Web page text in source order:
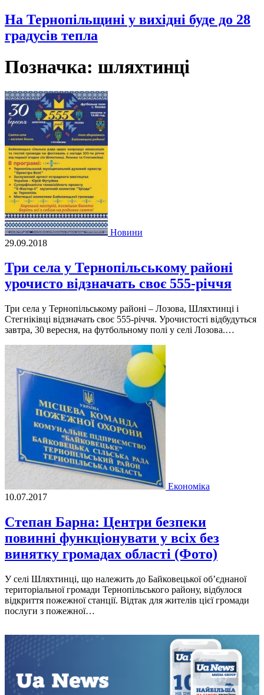
На Тернопільщині у вихідні буде до 28
градусів тепла
Позначка: шляхтинці
Новини
29.09.2018
Три села у Тернопільському районі
урочисто відзначать своє 555-річчя
Три села у Тернопільському районі – Лозова, Шляхтинці і
Стегніківці відзначать своє 555-річчя. Урочистості відбудуться
завтра, 30 вересня, на футбольному полі у селі Лозова.…
Економіка
10.07.2017
Степан Барна: Центри безпеки
повинні функціонувати у всіх без
винятку громадах області (Фото)
У селі Шляхтинці, що належить до Байковецької об’єднаної
територіальної громади Тернопільського району, відбулося
відкриття пожежної станції. Відтак для жителів цієї громади
послуги з пожежної…